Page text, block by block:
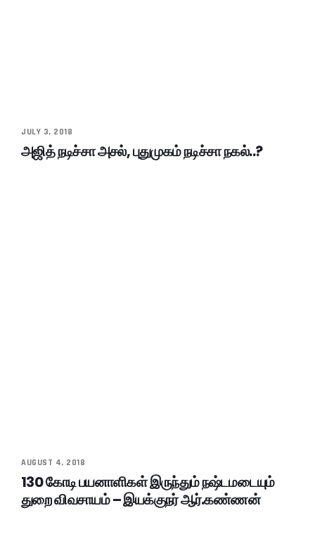
JULY 3, 2018
அஜித் நடிச்சா அசல், புதுமுகம் நடிச்சா நகல்..?
AUGUST 4, 2018
130 கோடி பயனாளிகள் இருந்தும் நஷ்டமடையும்
துறை விவசாயம் – இயக்குநர் ஆர்.கண்ணன்